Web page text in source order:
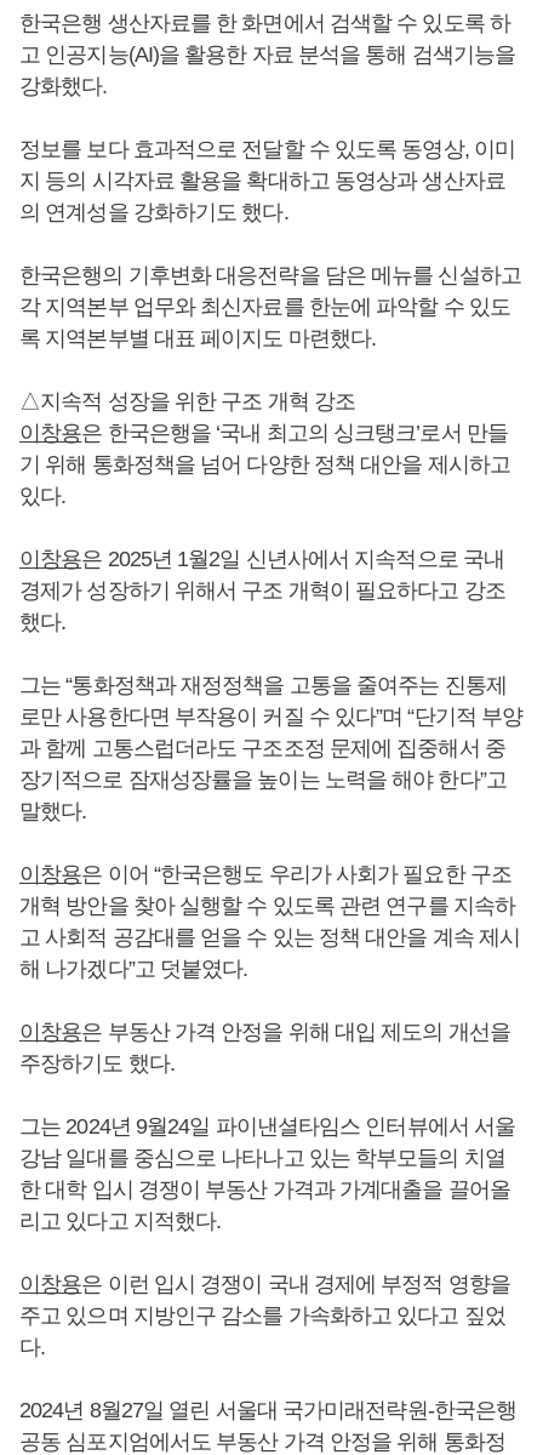
한국은행 생산자료를 한 화면에서 검색할 수 있도록 하
고 인공지능(AI)을 활용한 자료 분석을 통해 검색기능을
강화했다.
정보를 보다 효과적으로 전달할 수 있도록 동영상, 이미
지 등의 시각자료 활용을 확대하고 동영상과 생산자료
의 연계성을 강화하기도 했다.
한국은행의 기후변화 대응전략을 담은 메뉴를 신설하고
각 지역본부 업무와 최신자료를 한눈에 파악할 수 있도
록 지역본부별 대표 페이지도 마련했다.
△지속적 성장을 위한 구조 개혁 강조
이창용은 한국은행을 ‘국내 최고의 싱크탱크’로서 만들
기 위해 통화정책을 넘어 다양한 정책 대안을 제시하고
있다.
이창용은 2025년 1월2일 신년사에서 지속적으로 국내
경제가 성장하기 위해서 구조 개혁이 필요하다고 강조
했다.
그는 “통화정책과 재정정책을 고통을 줄여주는 진통제
로만 사용한다면 부작용이 커질 수 있다”며 “단기적 부양
과 함께 고통스럽더라도 구조조정 문제에 집중해서 중
장기적으로 잠재성장률을 높이는 노력을 해야 한다”고
말했다.
이창용은 이어 “한국은행도 우리가 사회가 필요한 구조
개혁 방안을 찾아 실행할 수 있도록 관련 연구를 지속하
고 사회적 공감대를 얻을 수 있는 정책 대안을 계속 제시
해 나가겠다”고 덧붙였다.
이창용은 부동산 가격 안정을 위해 대입 제도의 개선을
주장하기도 했다.
그는 2024년 9월24일 파이낸셜타임스 인터뷰에서 서울
강남 일대를 중심으로 나타나고 있는 학부모들의 치열
한 대학 입시 경쟁이 부동산 가격과 가계대출을 끌어올
리고 있다고 지적했다.
이창용은 이런 입시 경쟁이 국내 경제에 부정적 영향을
주고 있으며 지방인구 감소를 가속화하고 있다고 짚었
다.
2024년 8월27일 열린 서울대 국가미래전략원-한국은행
공동 심포지엄에서도 부동산 가격 안정을 위해 통화정